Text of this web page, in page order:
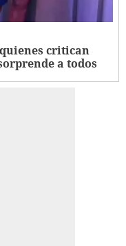
critican
a todos